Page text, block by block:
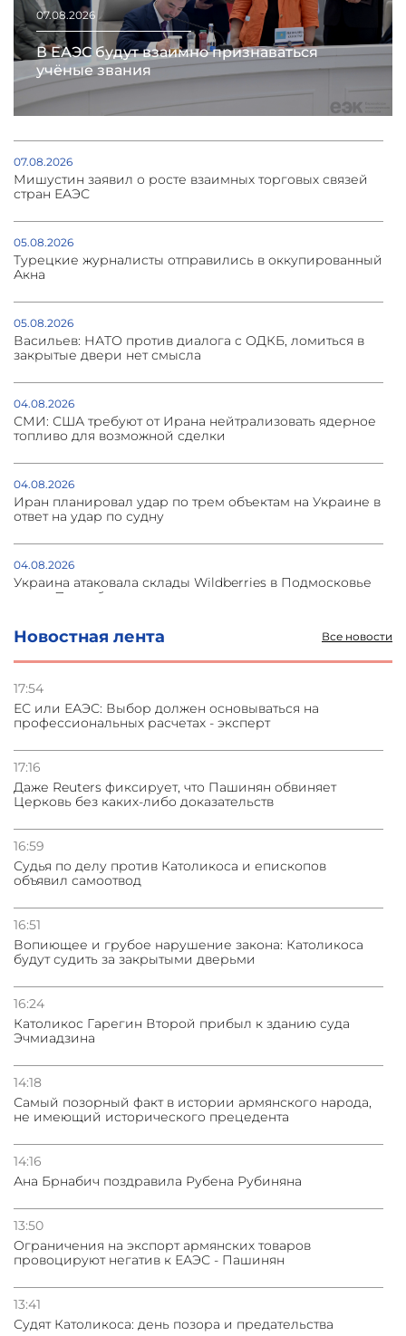
Новостная лента Все новости
17:54
ЕС или ЕАЭС: Выбор должен основываться на
профессиональных расчетах - эксперт
17:16
Даже Reuters фиксирует, что Пашинян обвиняет
Церковь без каких-либо доказательств
16:59
Судья по делу против Католикоса и епископов
объявил самоотвод
16:51
Вопиющее и грубое нарушение закона: Католикоса
будут судить за закрытыми дверьми
16:24
Католикос Гарегин Второй прибыл к зданию суда
Эчмиадзина
14:18
Самый позорный факт в истории армянского народа,
не имеющий исторического прецедента
14:16
Ана Брнабич поздравила Рубена Рубиняна
13:50
Oграничения на экспорт армянских товаров
провоцируют негатив к ЕАЭС - Пашинян
13:41
Судят Католикоса: день позора и предательства
07.08.2026
В ЕАЭС будут взаимно признаваться
учёные звания
07.08.2026
Мишустин заявил о росте взаимных торговых связей
стран ЕАЭС
05.08.2026
Турецкие журналисты отправились в оккупированный
Акна
05.08.2026
Васильев: НАТО против диалога с ОДКБ, ломиться в
закрытые двери нет смысла
04.08.2026
СМИ: США требуют от Ирана нейтрализовать ядерное
топливо для возможной сделки
04.08.2026
Иран планировал удар по трем объектам на Украине в
ответ на удар по судну
04.08.2026
Украина атаковала склады Wildberries в Подмосковье
и под Петербургом
03.08.2026
Стратегия безопасности ОДКБ допускает применение
03.08.2026
31.07.2026
погрануправления СНБ Армении в Тбилиси